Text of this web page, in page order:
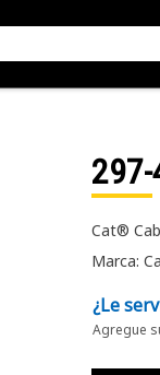
Cat®
Marca:
¿Le
Agregue